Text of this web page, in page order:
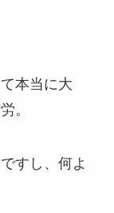
本当に大
。
すし、何よ